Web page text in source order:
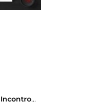
Respirations Incontrolees